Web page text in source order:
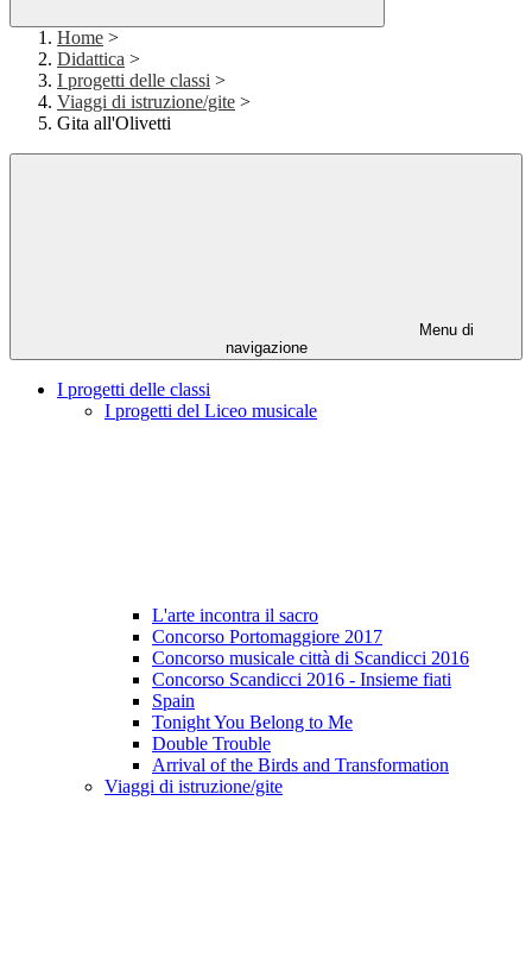
Home >
Didattica >
I progetti delle classi >
Viaggi di istruzione/gite >
Gita all'Olivetti
Menu di
navigazione
I progetti delle classi
I progetti del Liceo musicale
L'arte incontra il sacro
Concorso Portomaggiore 2017
Concorso musicale città di Scandicci 2016
Concorso Scandicci 2016 - Insieme fiati
Spain
Tonight You Belong to Me
Double Trouble
Arrival of the Birds and Transformation
Viaggi di istruzione/gite